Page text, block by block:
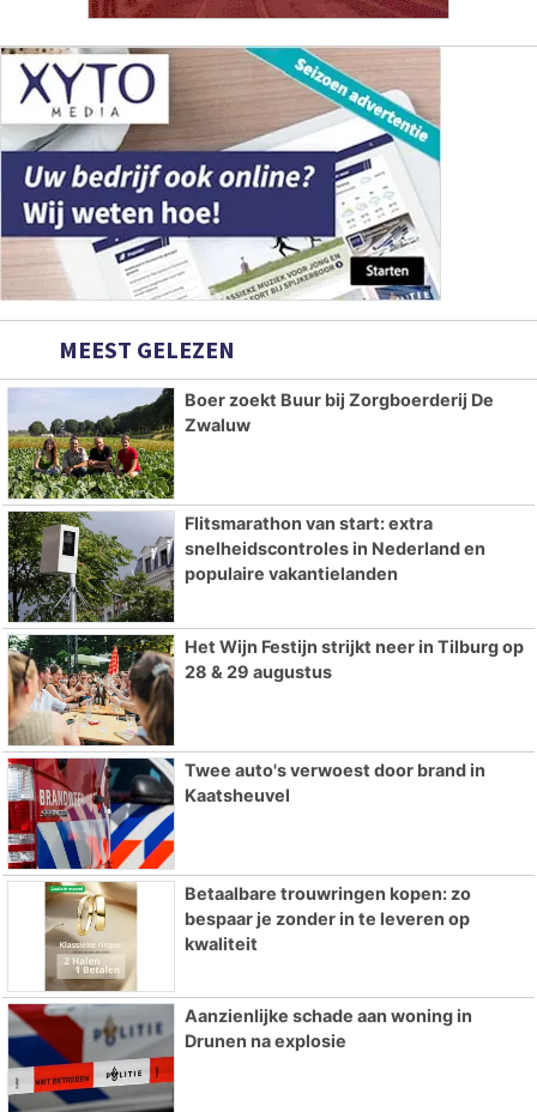
MEEST GELEZEN
Boer zoekt Buur bij Zorgboerderij De
Zwaluw
Flitsmarathon van start: extra
snelheidscontroles in Nederland en
populaire vakantielanden
Het Wijn Festijn strijkt neer in Tilburg op
28 & 29 augustus
Twee auto's verwoest door brand in
Kaatsheuvel
Betaalbare trouwringen kopen: zo
bespaar je zonder in te leveren op
kwaliteit
Aanzienlijke schade aan woning in
Drunen na explosie